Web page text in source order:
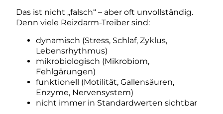
Das ist nicht „falsch“ – aber oft unvollständig.
Denn viele Reizdarm-Treiber sind:
dynamisch (Stress, Schlaf, Zyklus,
Lebensrhythmus)
mikrobiologisch (Mikrobiom,
Fehlgärungen)
funktionell (Motilität, Gallensäuren,
Enzyme, Nervensystem)
nicht immer in Standardwerten sichtbar